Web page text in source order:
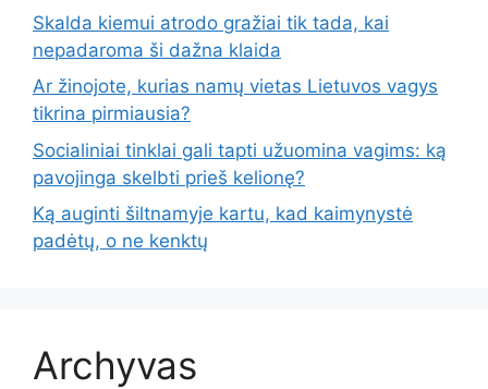
Skalda kiemui atrodo gražiai tik tada, kai
nepadaroma ši dažna klaida
Ar žinojote, kurias namų vietas Lietuvos vagys
tikrina pirmiausia?
Socialiniai tinklai gali tapti užuomina vagims: ką
pavojinga skelbti prieš kelionę?
Ką auginti šiltnamyje kartu, kad kaimynystė
padėtų, o ne kenktų
Archyvas